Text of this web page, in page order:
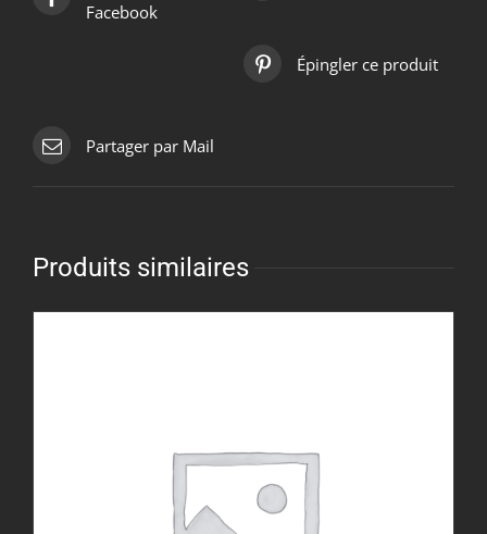
Facebook
Épingler ce produit
Partager par Mail
Produits similaires